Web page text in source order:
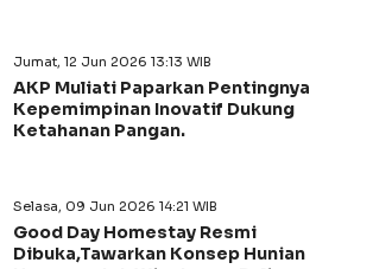
Jumat, 12 Jun 2026 13:13 WIB
AKP Muliati Paparkan Pentingnya
Kepemimpinan Inovatif Dukung
Ketahanan Pangan.
Selasa, 09 Jun 2026 14:21 WIB
Good Day Homestay Resmi
Dibuka,Tawarkan Konsep Hunian